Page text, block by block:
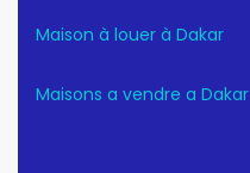
Maison à louer à Dakar
Maisons a vendre a Dakar